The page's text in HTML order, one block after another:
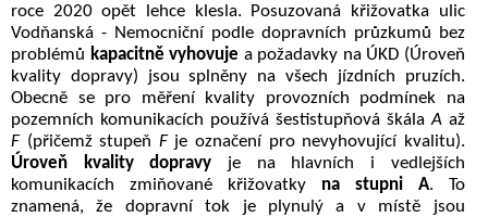
roce 2020 opět lehce klesla. Posuzovaná křižovatka ulic
Vodňanská - Nemocniční podle dopravních průzkumů bez
problémů kapacitně vyhovuje a požadavky na ÚKD (Úroveň
kvality dopravy) jsou splněny na všech jízdních pruzích.
Obecně se pro měření kvality provozních podmínek na
pozemních komunikacích používá šestistupňová škálaAaž
F (přičemžstupeň Fje označení pro nevyhovující kvalitu).
Úroveň kvality dopravy je na hlavních i vedlejších
komunikacích zmiňované křižovatky na stupni A. To
znamená, že dopravní tok je plynulý a v místě jsou